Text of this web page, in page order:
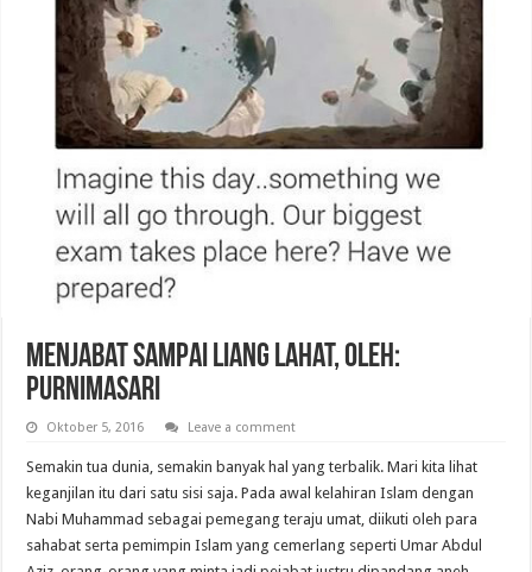
Menjabat Sampai Liang Lahat, Oleh:
Purnimasari
Oktober 5, 2016 Leave a comment
Semakin tua dunia, semakin banyak hal yang terbalik. Mari kita lihat
keganjilan itu dari satu sisi saja. Pada awal kelahiran Islam dengan
Nabi Muhammad sebagai pemegang teraju umat, diikuti oleh para
sahabat serta pemimpin Islam yang cemerlang seperti Umar Abdul